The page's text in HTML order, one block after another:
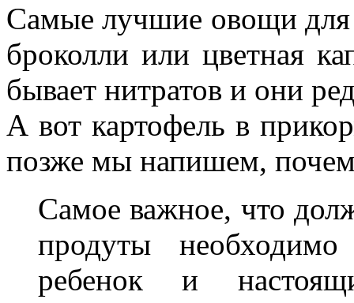
Самые лучшие овощи для
броколли или цветная
бывает нитратов и они
А вот картофель в
позже мы напишем,
Самое важное, что
продуты
ребенок и